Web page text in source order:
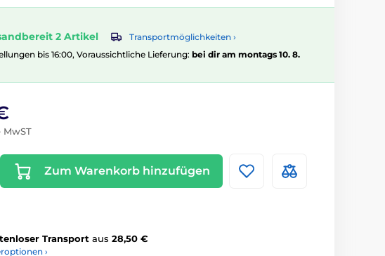
2 Artikel
Transportmöglichkeiten ›
bis 16:00, Voraussichtliche Lieferung: bei dir am montags 10. 8.
MwST
Zum Warenkorb hinzufügen
Transport aus 28,50 €
›